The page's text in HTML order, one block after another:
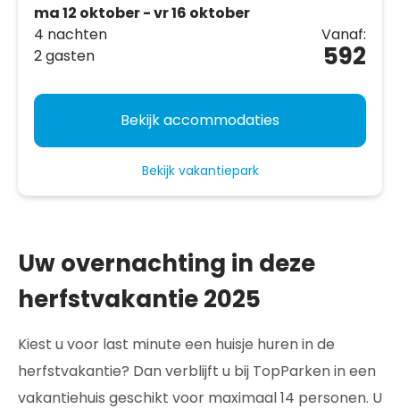
ma 12 oktober - vr 16 oktober
4 nachten
2 gasten
Vanaf:
592
Bekijk accommodaties
Bekijk vakantiepark
Uw overnachting in deze
herfstvakantie 2025
Kiest u voor last minute een huisje huren in de
herfstvakantie? Dan verblijft u bij TopParken in een
vakantiehuis geschikt voor maximaal 14 personen. U